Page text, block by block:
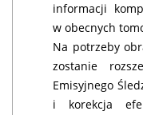
informacji
w obecnych
Na potrzeby
zostanie
Emisyjnego
i korekcja